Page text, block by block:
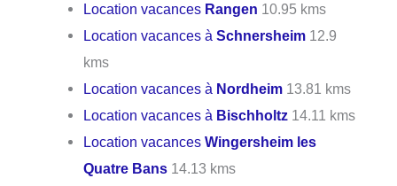
Location vacances Rangen 10.95 kms
Location vacances àSchnersheim 12.9
kms
Location vacances à Nordheim 13.81 kms
Location vacances à Bischholtz 14.11 kms
Location vacancesWingersheim les
Quatre Bans 14.13 kms